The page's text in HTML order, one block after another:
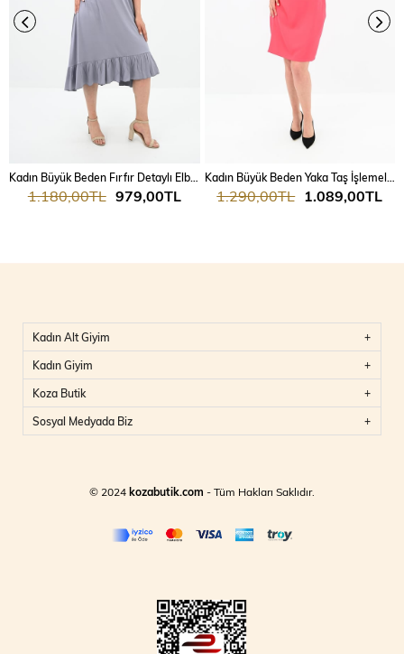
979,00TL
1.180,00TL
Kadın Büyük Beden Yaka Taş İşlemeli Elbise 5211-24
1.089,00TL
1.290,00TL
Kadın Alt Giyim
Kadın Giyim
Koza Butik
Sosyal Medyada Biz
© 2024kozabutik.com - Tüm Hakları Saklıdır.